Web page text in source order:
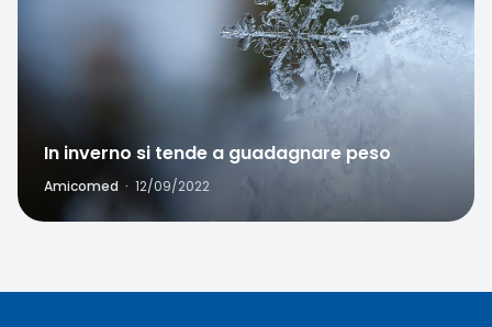
In inverno si tende a guadagnare peso
Amicomed · 12/09/2022